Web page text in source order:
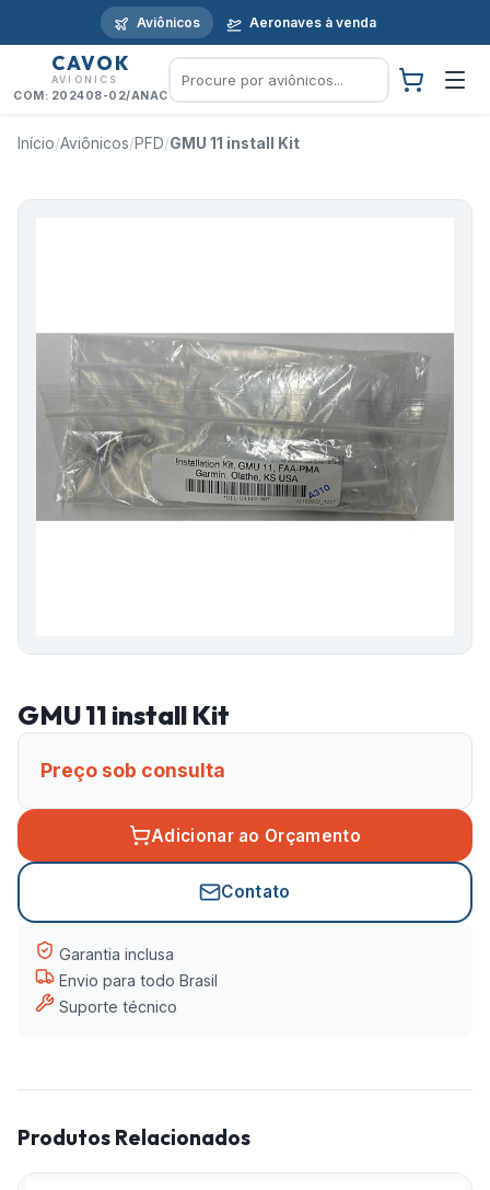
Aviônicos Aeronaves à venda
CAVOK
AVIONICS
COM: 202408-02/ANAC
Início/Aviônicos/PFD/GMU 11 install Kit
GMU 11 install Kit
Preço sob consulta
Adicionar ao Orçamento
Contato
Garantia inclusa
Envio para todo Brasil
Suporte técnico
Produtos Relacionados